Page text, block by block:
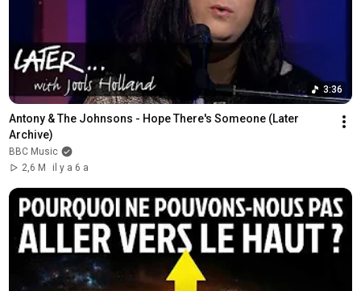
3:36
Antony & The Johnsons - Hope There's Someone (Later
Archive)
BBC Music
2,6 M
il y a 6 a